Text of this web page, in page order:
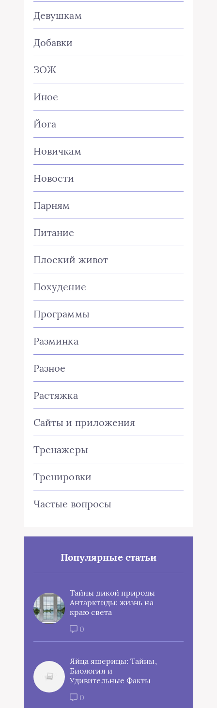
Девушкам
Добавки
ЗОЖ
Иное
Йога
Новичкам
Новости
Парням
Питание
Плоский живот
Похудение
Программы
Разминка
Разное
Растяжка
Сайты и приложения
Тренажеры
Тренировки
Частые вопросы
Популярные статьи
Тайны дикой природы
Антарктиды: жизнь на
краю света
0
Яйца ящерицы: Тайны,
Биология и
Удивительные Факты
0